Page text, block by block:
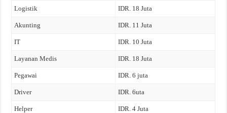
Logistik IDR. 18 Juta
Akunting IDR. 11 Juta
IT IDR. 10 Juta
Layanan Medis IDR. 18 Juta
Pegawai IDR. 6 juta
Driver IDR. 6uta
Helper IDR. 4 Juta